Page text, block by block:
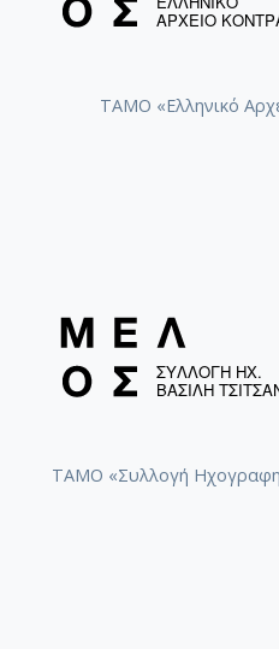
ΤΑΜΟ «Ελληνικό
ΤΑΜΟ «Συλλογή